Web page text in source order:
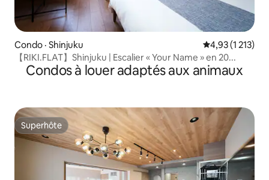
Condo · Shinjuku Note moyenne
4,93 (1 213)
【RIKI.FLAT】Shinjuku | Escalier « Your Name » en 20...
Condos à louer adaptés aux animaux
Superhôte
Superhôte